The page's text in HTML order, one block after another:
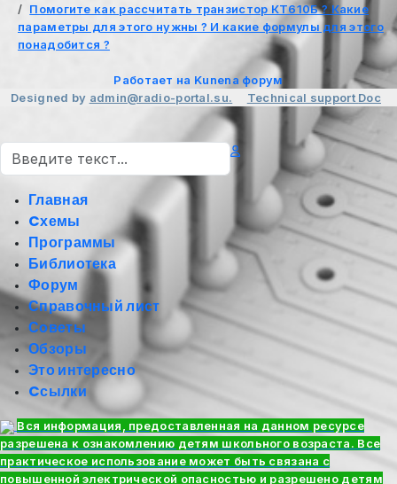
Помогите как рассчитать транзистор КТ610Б ? Какие
параметры для этого нужны ? И какие формулы для этого
понадобится ?
Работает на Kunena форум
Designed by admin@radio-portal.su. Technical support Doc
Поиск
Главная
Cхемы
Программы
Библиотека
Форум
Справочный лист
Советы
Обзоры
Это интересно
Cсылки
Вся информация, предоставленная на данном ресурсе
разрешена к ознакомлению детям школьного возраста. Все
практическое использование может быть связана с
повышенной электрической опасностью и разрешено детям